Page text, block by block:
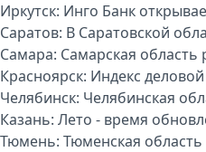
Иркутск: Инго Банк
Саратов: В Саратовской
Самара: Самарская область
Красноярск: Индекс
Челябинск: Челябинская
Казань: Лето - время
Тюмень: Тюменская